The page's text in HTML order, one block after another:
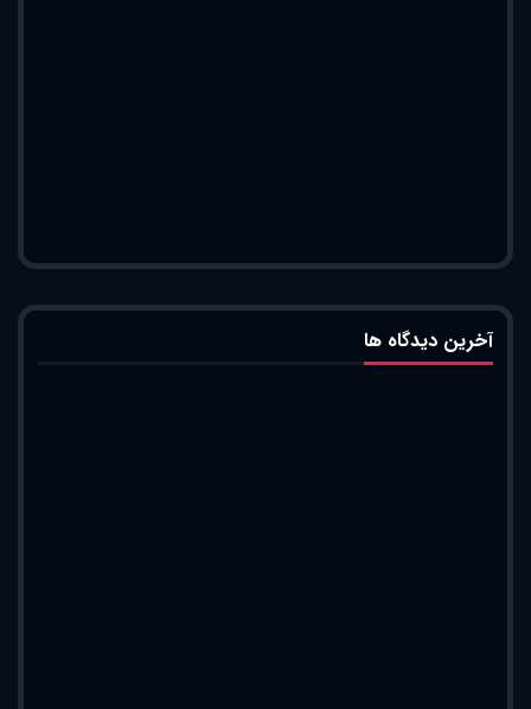
آخرین دیدگاه ها